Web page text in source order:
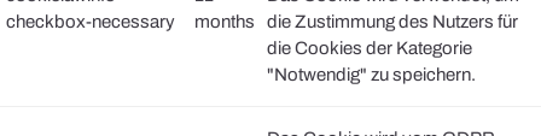
checkbox-necessary
months
die Zustimmung des Nutzers für
die Cookies der Kategorie
"Notwendig" zu speichern.